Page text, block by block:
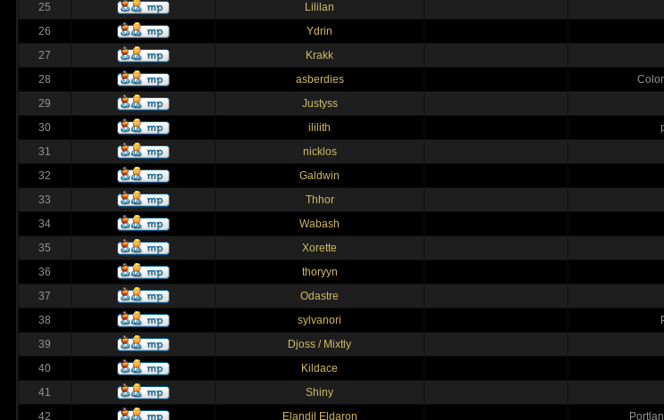
25
Lililan
26
Ydrin
27
Krakk
28
asberdies
29
Justyss
30
ililith
31
nicklos
32
Galdwin
33
Thhor
34
Wabash
35
Xorette
36
thoryyn
37
Odastre
38
sylvanori
39
Djoss / Mixtly
40
Kildace
41
Shiny
42
Elandil Eldaron